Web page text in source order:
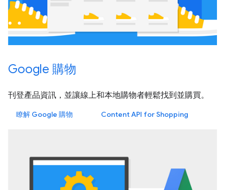
Google 購物
刊登產品資訊，並讓線上和本地購物者輕鬆找到並購買。
瞭解 Google 購物 Content API for Shopping